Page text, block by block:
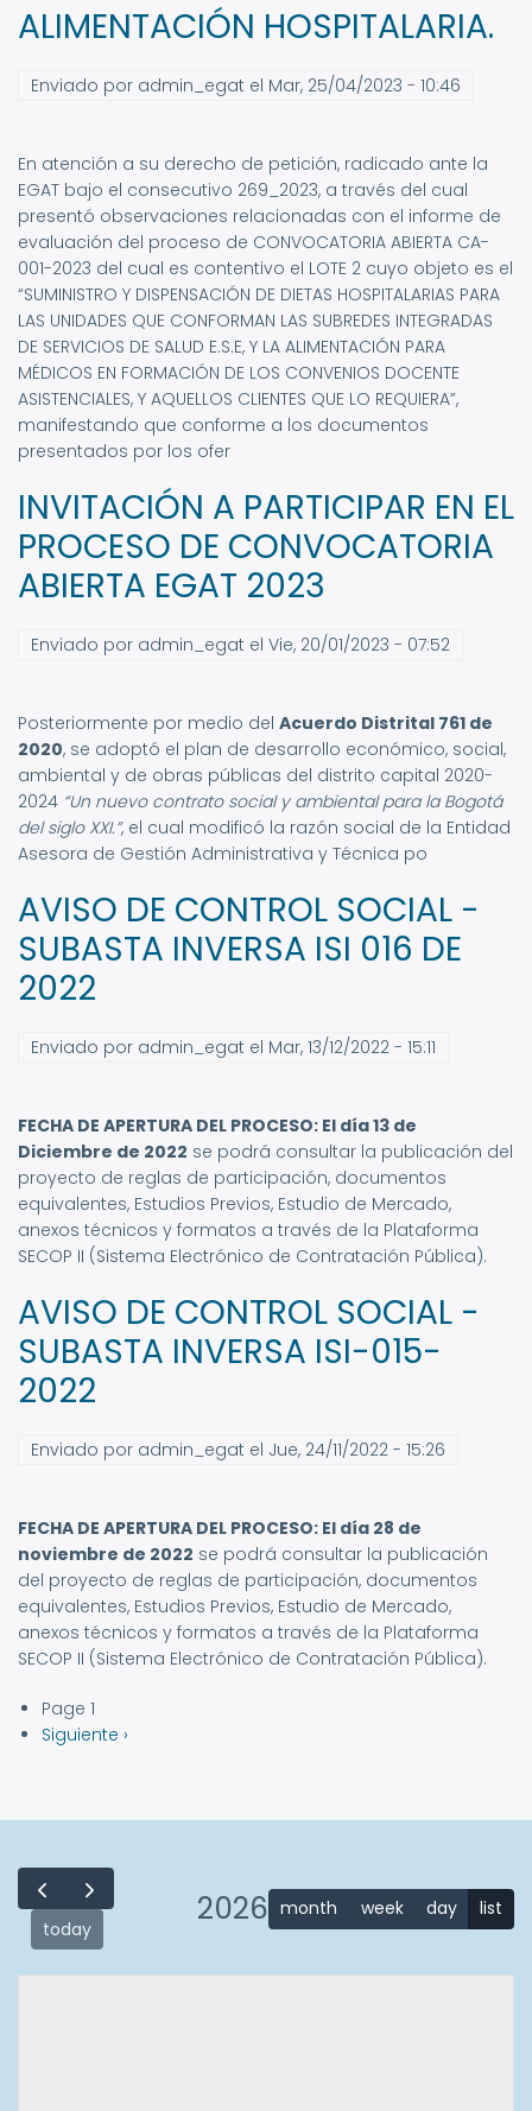
ALIMENTACIÓN HOSPITALARIA.
Enviado por admin_egat el Mar, 25/04/2023 - 10:46
En atención a su derecho de petición, radicado ante la
EGAT bajo el consecutivo 269_2023, a través del cual
presentó observaciones relacionadas con el informe de
evaluación del proceso de CONVOCATORIA ABIERTA CA-
001-2023 del cual es contentivo el LOTE 2 cuyo objeto es el
“SUMINISTRO Y DISPENSACIÓN DE DIETAS HOSPITALARIAS PARA
LAS UNIDADES QUE CONFORMAN LAS SUBREDES INTEGRADAS
DE SERVICIOS DE SALUD E.S.E, Y LA ALIMENTACIÓN PARA
MÉDICOS EN FORMACIÓN DE LOS CONVENIOS DOCENTE
ASISTENCIALES, Y AQUELLOS CLIENTES QUE LO REQUIERA”,
manifestando que conforme a los documentos
presentados por los ofer
INVITACIÓN A PARTICIPAR EN EL
PROCESO DE CONVOCATORIA
ABIERTA EGAT 2023
Enviado por admin_egat el Vie, 20/01/2023 - 07:52
Posteriormente por medio del Acuerdo Distrital 761 de
2020, se adoptó el plan de desarrollo económico, social,
ambiental y de obras públicas del distrito capital 2020-
2024 “Un nuevo contrato social y ambiental para la Bogotá
del siglo XXI.”, el cual modificó la razón social de la Entidad
Asesora de Gestión Administrativa y Técnica po
AVISO DE CONTROL SOCIAL -
SUBASTA INVERSA ISI 016 DE
2022
Enviado por admin_egat el Mar, 13/12/2022 - 15:11
FECHA DE APERTURA DEL PROCESO: El día 13 de
Diciembre de 2022 se podrá consultar la publicación del
proyecto de reglas de participación, documentos
equivalentes, Estudios Previos, Estudio de Mercado,
anexos técnicos y formatos a través de la Plataforma
SECOP II (Sistema Electrónico de Contratación Pública).
AVISO DE CONTROL SOCIAL -
SUBASTA INVERSA ISI-015-
2022
Enviado por admin_egat el Jue, 24/11/2022 - 15:26
FECHA DE APERTURA DEL PROCESO: El día 28 de
noviembre de 2022 se podrá consultar la publicación
del proyecto de reglas de participación, documentos
equivalentes, Estudios Previos, Estudio de Mercado,
anexos técnicos y formatos a través de la Plataforma
SECOP II (Sistema Electrónico de Contratación Pública).
Paginación
Page 1
Siguiente
Siguiente ›
today 2026 month week day list